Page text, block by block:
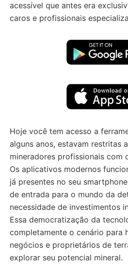
acessível que antes era
caros e profissionais
Hoje você tem acesso a
alguns anos, estavam restritas
mineradores profissionais com
Os aplicativos modernos
já presentes no seu
de entrada para o mundo da
necessidade de investimentos
Essa democratização da
completamente o cenário para
negócios e proprietários de
explorar seu potencial mineral.